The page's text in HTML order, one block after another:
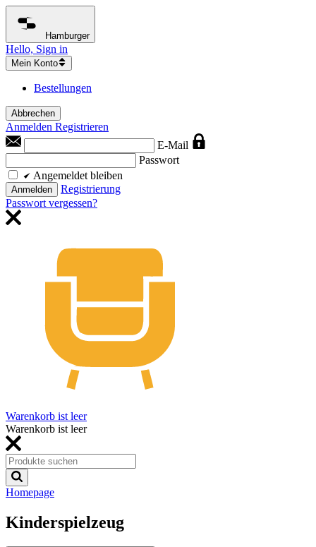
Hamburger
Hello, Sign in
Mein Konto
Bestellungen
Abbrechen
Anmelden Registrieren
E-Mail
Passwort
Angemeldet bleiben
Anmelden
Registrierung
Passwort vergessen?
Warenkorb ist leer
Warenkorb ist leer
Homepage
Kinderspielzeug